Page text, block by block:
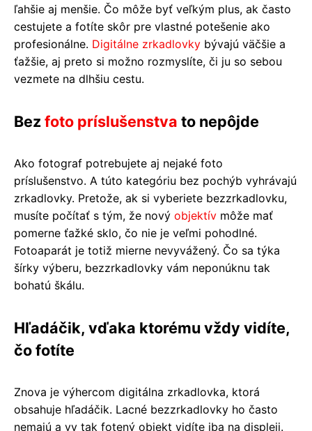
ľahšie aj menšie. Čo môže byť veľkým plus, ak často
cestujete a fotíte skôr pre vlastné potešenie ako
profesionálne. Digitálne zrkadlovky bývajú väčšie a
ťažšie, aj preto si možno rozmyslíte, či ju so sebou
vezmete na dlhšiu cestu.
Bezfoto príslušenstva to nepôjde
Ako fotograf potrebujete aj nejaké foto
príslušenstvo. A túto kategóriu bez pochýb vyhrávajú
zrkadlovky. Pretože, ak si vyberiete bezzrkadlovku,
musíte počítať s tým, že nový objektív môže mať
pomerne ťažké sklo, čo nie je veľmi pohodlné.
Fotoaparát je totiž mierne nevyvážený. Čo sa týka
šírky výberu, bezzrkadlovky vám neponúknu tak
bohatú škálu.
Hľadáčik, vďaka ktorému vždy vidíte,
čo fotíte
Znova je výhercom digitálna zrkadlovka, ktorá
obsahuje hľadáčik. Lacné bezzrkadlovky ho často
nemajú a vy tak fotený objekt vidíte iba na displeji.